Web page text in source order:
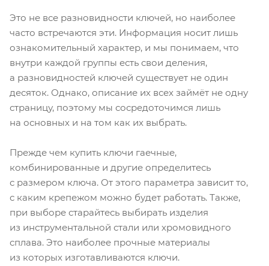
Это не все разновидности ключей, но наиболее
часто встречаются эти. Информация носит лишь
ознакомительный характер, и мы понимаем, что
внутри каждой группы есть свои деления,
а разновидностей ключей существует не один
десяток. Однако, описание их всех займёт не одну
страницу, поэтому мы сосредоточимся лишь
на основных и на том как их выбрать.
Прежде чем купить ключи гаечные,
комбинированные и другие определитесь
с размером ключа. От этого параметра зависит то,
с каким крепежом можно будет работать. Также,
при выборе старайтесь выбирать изделия
из инструментальной стали или хромовидного
сплава. Это наиболее прочные материалы
из которых изготавливаются ключи.